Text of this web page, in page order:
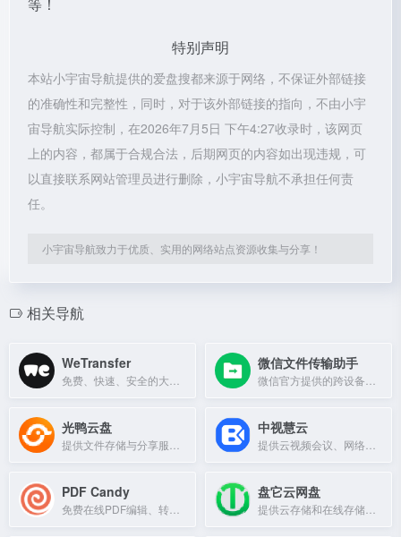
特别声明
本站小宇宙导航提供的爱盘搜都来源于网络，不保证外部链接
的准确性和完整性，同时，对于该外部链接的指向，不由小宇
宙导航实际控制，在2026年7月5日 下午4:27收录时，该网页
上的内容，都属于合规合法，后期网页的内容如出现违规，可
以直接联系网站管理员进行删除，小宇宙导航不承担任何责
任。
小宇宙导航致力于优质、实用的网络站点资源收集与分享！
相关导航
WeTransfer 微信文件传输助手
光鸭云盘 中视慧云
PDF Candy 盘它云网盘